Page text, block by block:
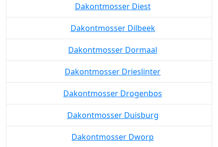
Dakontmosser Diest
Dakontmosser Dilbeek
Dakontmosser Dormaal
Dakontmosser Drieslinter
Dakontmosser Drogenbos
Dakontmosser Duisburg
Dakontmosser Dworp